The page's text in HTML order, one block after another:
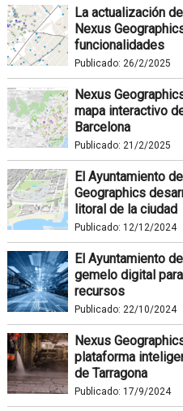
La actualización
Nexus
funcionalidades
Publicado: 26/2/2025
Nexus
mapa interactivo
Barcelona
Publicado: 21/2/2025
El Ayuntamiento
Geographics
litoral de la ciudad
Publicado: 12/12/2024
El Ayuntamiento
gemelo digital
recursos
Publicado: 22/10/2024
Nexus
plataforma
de Tarragona
Publicado: 17/9/2024